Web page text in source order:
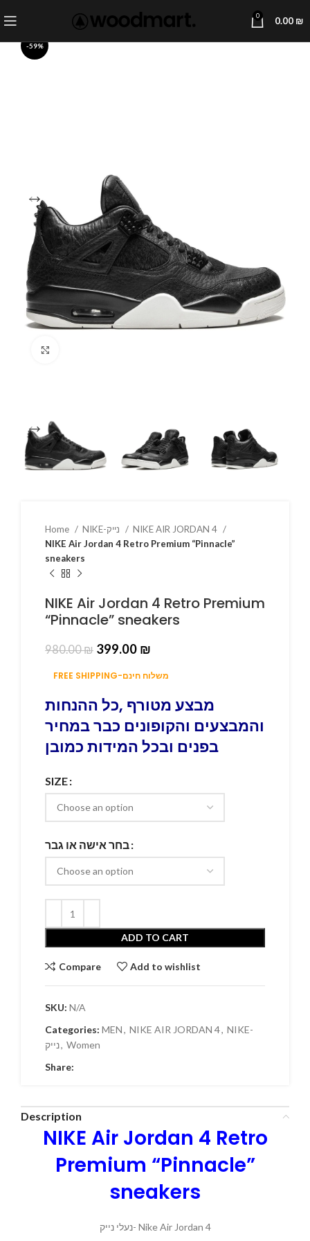
0 0.00 ₪
-59%
Home
NIKE AIR JORDAN 4
NIKE Air Jordan 4 Retro Premium “Pinnacle”
sneakers
NIKE Air Jordan 4 Retro Premium
“Pinnacle” sneakers
980.00₪ 399.00 ₪
FREE SHIPPING-משלוח חינם
מבצע מטורף ,כל ההנחות
והמבצעים והקופונים כבר במחיר
בפנים ובכל המידות כמובן
SIZE
בחר אישה או גבר
ADD TO CART
Compare Add to wishlist
SKU: N/A
Categories: MEN, NIKE AIR JORDAN 4, NIKE-
נייק, Women
Share:
Description
NIKE Air Jordan 4 Retro
Premium “Pinnacle”
sneakers
נעלי נייק- Nike Air Jordan 4